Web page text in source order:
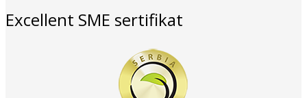
Excellent SME sertifikat